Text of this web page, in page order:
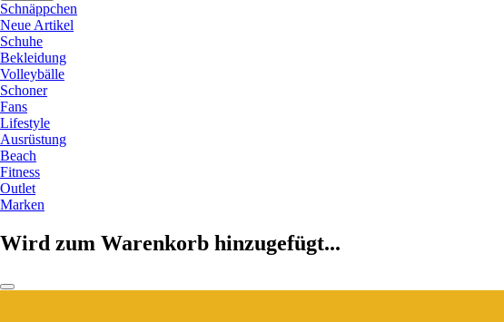
Schnäppchen
Neue Artikel
Schuhe
Bekleidung
Volleybälle
Schoner
Fans
Lifestyle
Ausrüstung
Beach
Fitness
Outlet
Marken
Wird zum Warenkorb hinzugefügt...